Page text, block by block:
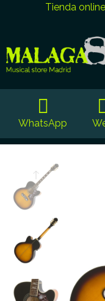
Tienda online
WhatsApp